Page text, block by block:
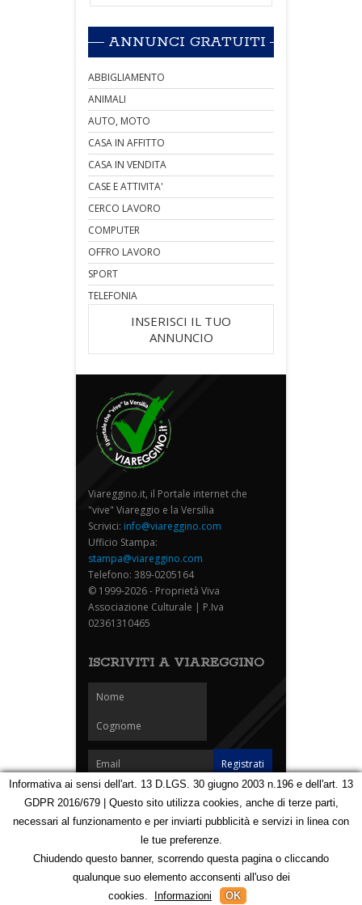
ANNUNCI GRATUITI
ABBIGLIAMENTO
ANIMALI
AUTO, MOTO
CASA IN AFFITTO
CASA IN VENDITA
CASE E ATTIVITA'
CERCO LAVORO
COMPUTER
OFFRO LAVORO
SPORT
TELEFONIA
INSERISCI IL TUO
ANNUNCIO
Viareggino.it, il Portale internet che
"vive" Viareggio e la Versilia
Scrivici: info@viareggino.com
Ufficio Stampa:
stampa@viareggino.com
Telefono: 389-0205164
© 1999-2026 - Proprietà Viva
Associazione Culturale | P.Iva
02361310465
ISCRIVITI A VIAREGGINO
Homepage Notizie Speciali Eventi
Foto Carnevale
Mappa
123179034
Informativa ai sensi dell'art. 13 D.LGS. 30 giugno 2003 n.196 e dell'art. 13
GDPR 2016/679 | Questo sito utilizza cookies, anche di terze parti,
necessari al funzionamento e per inviarti pubblicità e servizi in linea con
le tue preferenze.
Chiudendo questo banner, scorrendo questa pagina o cliccando
qualunque suo elemento acconsenti all'uso dei
cookies.
Informazioni OK